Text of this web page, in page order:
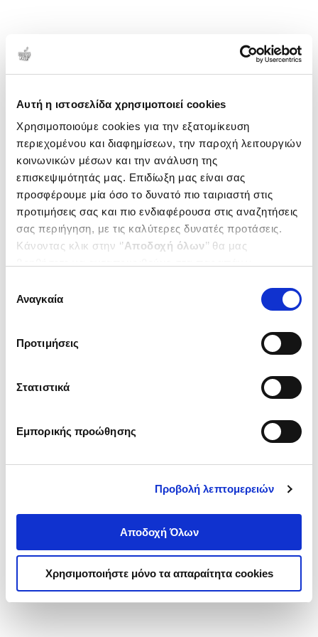
Αυτή η ιστοσελίδα χρησιμοποιεί cookies
Χρησιμοποιούμε cookies για την εξατομίκευση
περιεχομένου και διαφημίσεων, την παροχή λειτουργιών
κοινωνικών μέσων και την ανάλυση της
επισκεψιμότητάς μας. Επιδίωξη μας είναι σας
προσφέρουμε μία όσο το δυνατό πιο ταιριαστή στις
προτιμήσεις σας και πιο ενδιαφέρουσα στις αναζητήσεις
σας περιήγηση, με τις καλύτερες δυνατές προτάσεις.
Κάνοντας κλικ στην ‘’Αποδοχή όλων’’ θα μας
ενδιαφέρουν και να επιλέξετε από τα παρακάτω με την
΄΄και να ενημερωθείτε σχετικά με
συγκατάθεσης
Αναγκαία
Προτιμήσεις
Στατιστικά
Εμπορικής προώθησης
Προβολή λεπτομερειών
Αποδοχή Όλων
Χρησιμοποιήστε μόνο τα απαραίτητα cookies